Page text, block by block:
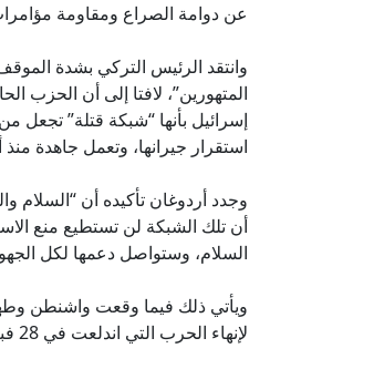
عن دوامة الصراع ومقاومة
وانتقد الرئيس التركي بشدة
المتهورين”، لافتا إلى أن الحزب
إسرائيل بأنها “شبكة قتلة” تجعل
استقرار جيرانها، وتعمل جاهدة منذ
وجدد أردوغان تأكيده أن “السلام
أن تلك الشبكة لن تستطيع منع
السلام، وستواصل دعمها لكل الجهود
لإنهاء الحرب التي اندلعت في 28 فبراير الماضي.